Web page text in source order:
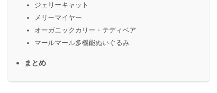
ジェリーキャット
メリーマイヤー
オーガニックカリー・テディベア
マールマール多機能ぬいぐるみ
まとめ